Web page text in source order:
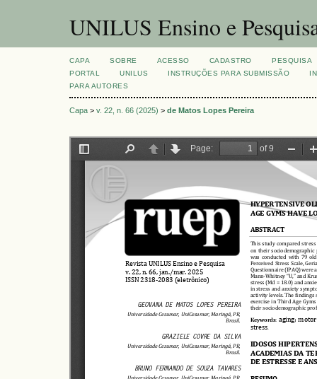
UNILUS Ensino e
CAPA SOBRE ACESSO CADASTRO
PESQUISA
PORTAL
UNILUS INSTRUÇÕES PARA SUBMISSÃO
PARA AUTORES
Capa > v. 22, n. 66 (2025) > de Matos Lopes Pereira